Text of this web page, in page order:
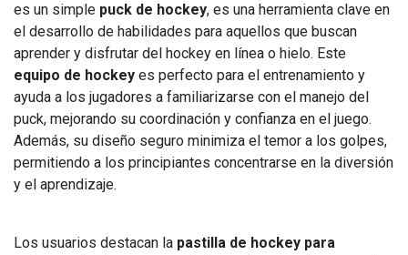
es un simple puck de hockey, es una herramienta clave en
el desarrollo de habilidades para aquellos que buscan
aprender y disfrutar del hockey en línea o hielo. Este
equipo de hockey es perfecto para el entrenamiento y
ayuda a los jugadores a familiarizarse con el manejo del
puck, mejorando su coordinación y confianza en el juego.
Además, su diseño seguro minimiza el temor a los golpes,
permitiendo a los principiantes concentrarse en la diversión
y el aprendizaje.
Los usuarios destacan la pastilla de hockey para